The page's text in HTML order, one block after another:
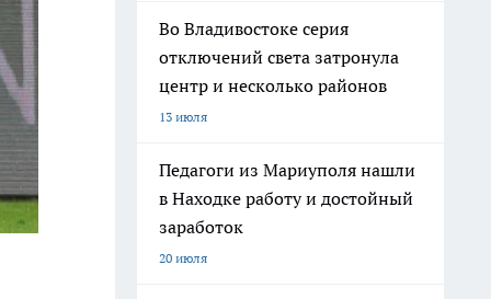
Во Владивостоке серия
отключений света затронула
центр и несколько районов
13 июля
Педагоги из Мариуполя нашли
в Находке работу и достойный
заработок
20 июля